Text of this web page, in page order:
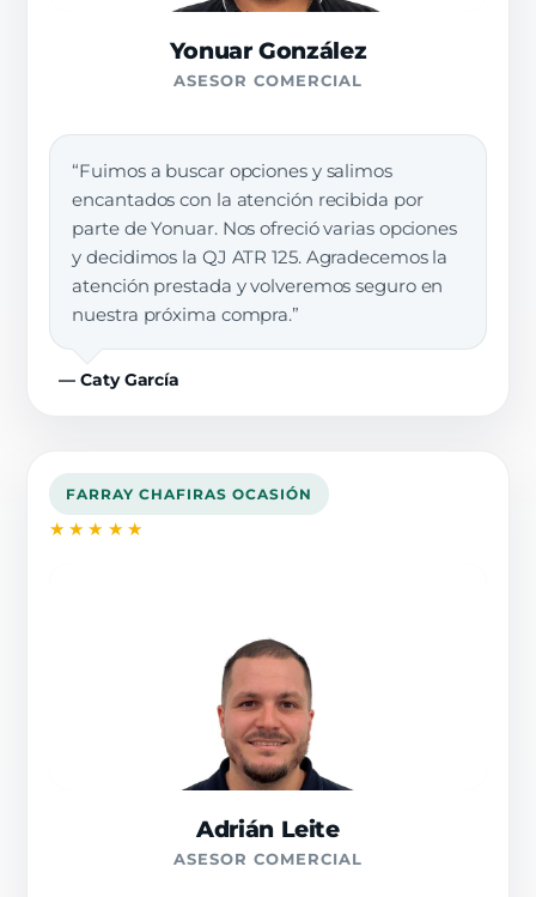
Yonuar González
ASESOR COMERCIAL
“Fuimos a buscar opciones y salimos
encantados con la atención recibida por
parte de Yonuar. Nos ofreció varias opciones
y decidimos la QJ ATR 125. Agradecemos la
atención prestada y volveremos seguro en
nuestra próxima compra.”
— Caty García
FARRAY CHAFIRAS OCASIÓN
★★★★★
Adrián Leite
ASESOR COMERCIAL